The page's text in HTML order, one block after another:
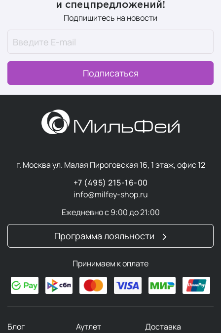
и спецпредложений!
Подпишитесь на новости
Подписаться
г. Москва ул. Малая Пироговская 16, 1 этаж, офис 12
+7 (495) 215-16-00
info@milfey-shop.ru
Ежедневно с 9:00 до 21:00
Программа лояльности
Принимаем к оплате
Блог Аутлет
Доставка